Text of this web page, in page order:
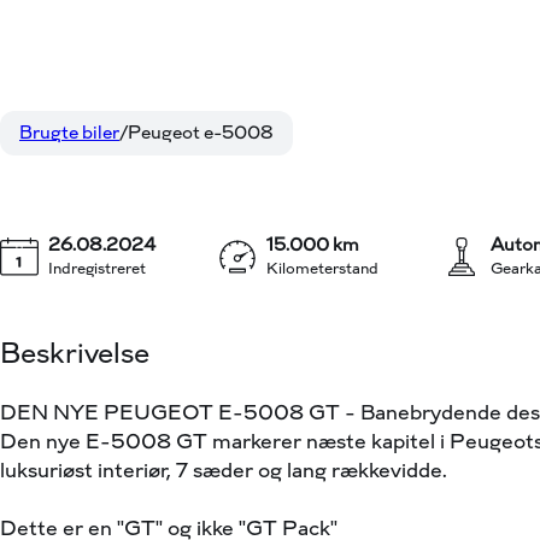
EL GT 210HK 5d Aut.
Brugte biler Peugeot e-5008
Indregistreret
26.08.2024
Kilometerstand
15.000 km
Beskrivelse
DEN NYE PEUGEOT E-5008 GT – Banebrydende
Den nye E-5008 GT markerer næste kapitel i
luksuriøst interiør, 7 sæder og lang rækkevidde.
Dette er en "GT" og ikke "GT Pack"